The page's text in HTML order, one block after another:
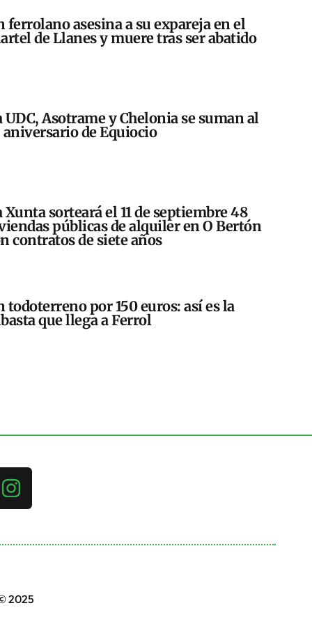
ferrolano asesina a su expareja en el
de Llanes y muere tras ser abatido
UDC, Asotrame y Chelonia se suman al
aniversario de Equiocio
Xunta sorteará el 11 de septiembre 48
públicas de alquiler en O Bertón
contratos de siete años
todoterreno por 150 euros: así es la
que llega a Ferrol
2025